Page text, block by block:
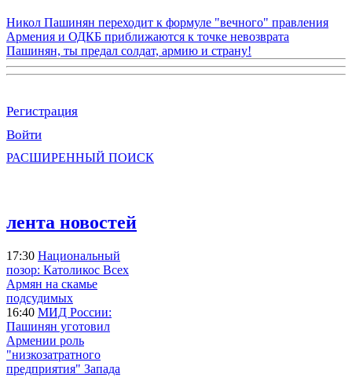
Никол Пашинян переходит к формуле "вечного" правления
Армения и ОДКБ приближаются к точке невозврата
Пашинян, ты предал солдат, армию и страну!
Регистрация
Войти
РАСШИРЕННЫЙ ПОИСК
лента новостей
17:30 Национальный
позор: Католикос Всех
Армян на скамье
подсудимых
16:40 МИД России:
Пашинян уготовил
Армении роль
"низкозатратного
предприятия" Запада